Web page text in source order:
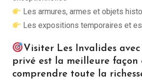
Les armures, armes et objets
Les expositions temporaires et
Visiter Les Invalides
privé est la meilleure façon
comprendre toute la